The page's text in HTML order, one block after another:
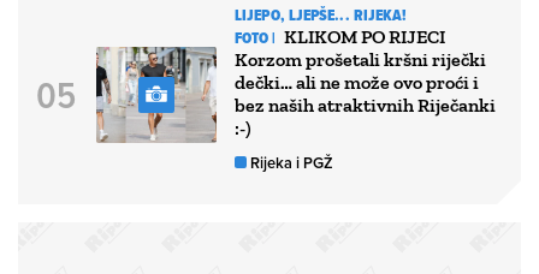
LIJEPO, LJEPŠE... RIJEKA!
FOTO | KLIKOM PO RIJECI
Korzom prošetali kršni riječki
dečki… ali ne može ovo proći i
bez naših atraktivnih Riječanki
:-)
Rijeka i PGŽ